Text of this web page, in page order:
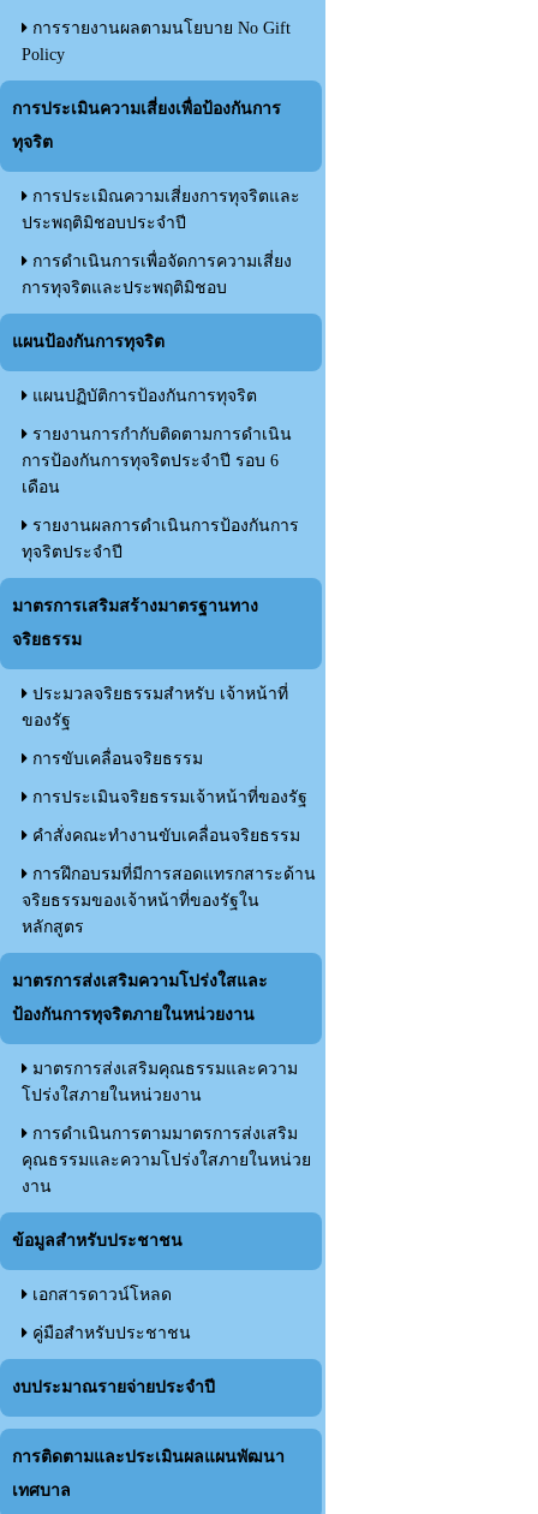
การรายงานผลตามนโยบาย No Gift
Policy
การประเมินความเสี่ยงเพื่อป้องกันการ
ทุจริต
การประเมิณความเสี่ยงการทุจริตและ
ประพฤติมิชอบประจำปี
การดำเนินการเพื่อจัดการความเสี่ยง
การทุจริตและประพฤติมิชอบ
แผนป้องกันการทุจริต
แผนปฏิบัติการป้องกันการทุจริต
รายงานการกำกับติดตามการดำเนิน
การป้องกันการทุจริตประจำปี รอบ 6
เดือน
รายงานผลการดำเนินการป้องกันการ
ทุจริตประจำปี
มาตรการเสริมสร้างมาตรฐานทาง
จริยธรรม
ประมวลจริยธรรมสำหรับ เจ้าหน้าที่
ของรัฐ
การขับเคลื่อนจริยธรรม
การประเมินจริยธรรมเจ้าหน้าที่ของรัฐ
คำสั่งคณะทำงานขับเคลื่อนจริยธรรม
การฝึกอบรมที่มีการสอดแทรกสาระด้าน
จริยธรรมของเจ้าหน้าที่ของรัฐใน
หลักสูตร
มาตรการส่งเสริมความโปร่งใสและ
ป้องกันการทุจริตภายในหน่วยงาน
มาตรการส่งเสริมคุณธรรมและความ
โปร่งใสภายในหน่วยงาน
การดำเนินการตามมาตรการส่งเสริม
คุณธรรมและความโปร่งใสภายในหน่วย
งาน
ข้อมูลสำหรับประชาชน
เอกสารดาวน์โหลด
คู่มือสำหรับประชาชน
งบประมาณรายจ่ายประจำปี
การติดตามและประเมินผลแผนพัฒนา
เทศบาล